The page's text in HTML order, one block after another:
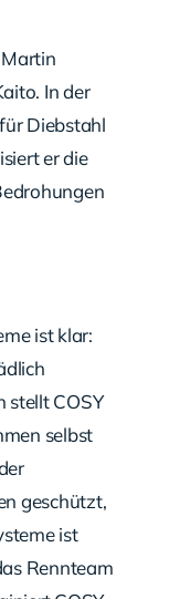
In der
Diebstahl
er die
ist klar:
stellt COSY
selbst
geschützt,
ist
Rennteam